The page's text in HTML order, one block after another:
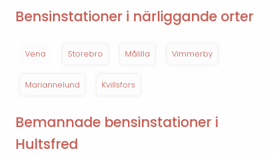
Bensinstationer i närliggande orter
Vena Storebro Målilla Vimmerby
Mariannelund Kvillsfors
Bemannade bensinstationer i
Hultsfred